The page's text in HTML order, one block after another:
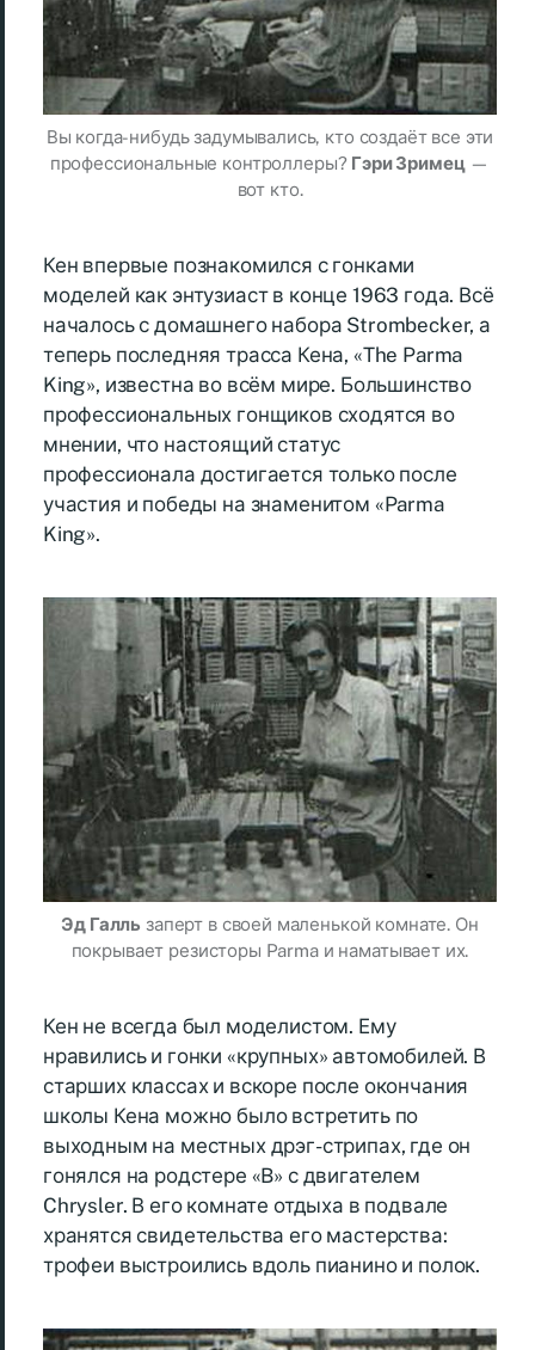
Вы когда-нибудь задумывались, кто создаёт все эти
профессиональные контроллеры? Гэри Зримец—
вот кто.
Кен впервые познакомился с гонками
моделей как энтузиаст в конце 1963 года. Всё
началось с домашнего набора Strombecker, а
теперь последняя трасса Кена, «The Parma
King», известна во всём мире. Большинство
профессиональных гонщиков сходятся во
мнении, что настоящий статус
профессионала достигается только после
участия и победы на знаменитом «Parma
King».
Эд Галль заперт в своей маленькой комнате. Он
покрывает резисторы Parma и наматывает их.
Кен не всегда был моделистом. Ему
нравились и гонки «крупных» автомобилей. В
старших классах и вскоре после окончания
школы Кена можно было встретить по
выходным на местных дрэг-стрипах, где он
гонялся на родстере «B» с двигателем
Chrysler. В его комнате отдыха в подвале
хранятся свидетельства его мастерства:
трофеи выстроились вдоль пианино и полок.